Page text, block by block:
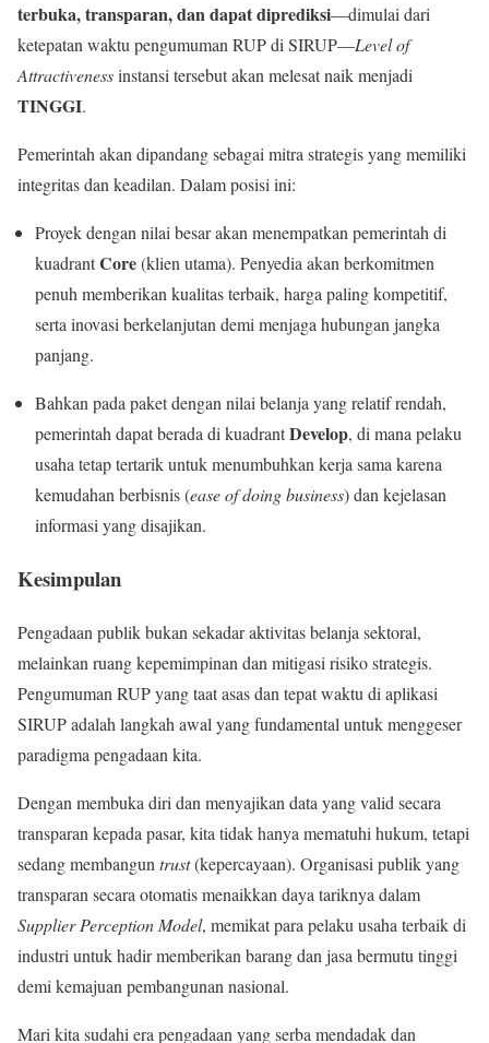
terbuka, transparan, dan dapat diprediksi—dimulai dari
ketepatan waktu pengumuman RUP di SIRUP—Level of
Attractivenessinstansi tersebut akan melesat naik menjadi
TINGGI.
Pemerintah akan dipandang sebagai mitra strategis yang memiliki
integritas dan keadilan. Dalam posisi ini:
Proyek dengan nilai besar akan menempatkan pemerintah di
kuadrantCore(klien utama). Penyedia akan berkomitmen
penuh memberikan kualitas terbaik, harga paling kompetitif,
serta inovasi berkelanjutan demi menjaga hubungan jangka
panjang.
Bahkan pada paket dengan nilai belanja yang relatif rendah,
pemerintah dapat berada di kuadrantDevelop, di mana pelaku
usaha tetap tertarik untuk menumbuhkan kerja sama karena
kemudahan berbisnis (ease of doing business) dan kejelasan
informasi yang disajikan.
Kesimpulan
Pengadaan publik bukan sekadar aktivitas belanja sektoral,
melainkan ruang kepemimpinan dan mitigasi risiko strategis.
Pengumuman RUP yang taat asas dan tepat waktu di aplikasi
SIRUP adalah langkah awal yang fundamental untuk menggeser
paradigma pengadaan kita.
Dengan membuka diri dan menyajikan data yang valid secara
transparan kepada pasar, kita tidak hanya mematuhi hukum, tetapi
sedang membangun trust(kepercayaan). Organisasi publik yang
transparan secara otomatis menaikkan daya tariknya dalam
Supplier Perception Model, memikat para pelaku usaha terbaik di
industri untuk hadir memberikan barang dan jasa bermutu tinggi
demi kemajuan pembangunan nasional.
Mari kita sudahi era pengadaan yang serba mendadak dan